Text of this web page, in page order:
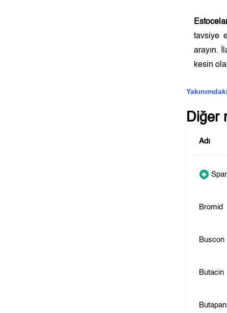
tavsiye
arayın.
kesin
Diğer
Adı
Bromid
Buscon
Butacin
Butapan